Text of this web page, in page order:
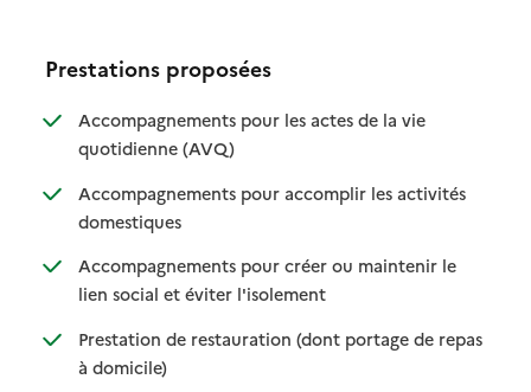
Prestations proposées
Accompagnements pour les actes de la vie
quotidienne (AVQ): disponible
: non disponible
Accompagnements pour accomplir les activités
domestiques: disponible
: non disponible
Accompagnements pour créer ou maintenir le
lien social et éviter l'isolement: disponible
: non disponible
Prestation de restauration (dont portage de repas
à domicile): disponible
: non disponible